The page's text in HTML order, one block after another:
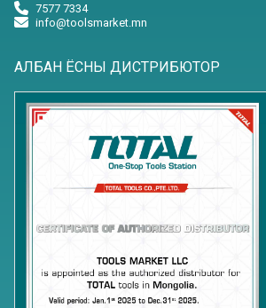
7577 7334
info@toolsmarket.mn
АЛБАН ЁСНЫ ДИСТРИБЮТОР